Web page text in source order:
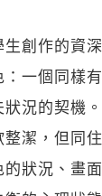
創作的資
一個同樣
況的契機
潔，但同
狀況、畫